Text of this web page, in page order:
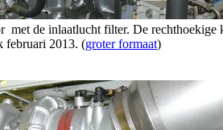
met de inlaatlucht filter. De rechthoekige
februari 2013. (groter formaat)